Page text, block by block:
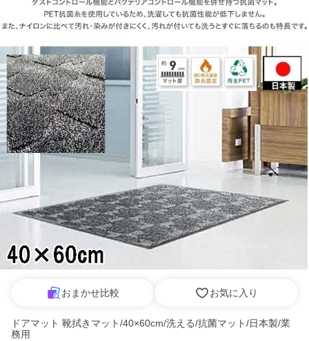
おまかせ比較 お気に入り
ドアマット 靴拭きマット/40×60cm/洗える/抗菌マット/日本製/業
務用